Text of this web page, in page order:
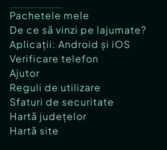
Pachetele mele
De ce să vinzi pe lajumate?
Aplicații: Android și iOS
Verificare telefon
Ajutor
Reguli de utilizare
Sfaturi de securitate
Hartă județelor
Hartă site